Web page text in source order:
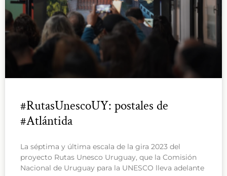
#RutasUnescoUY: postales de
#Atlántida
La séptima y última escala de la gira 2023 del
proyecto Rutas Unesco Uruguay, que la Comisión
Nacional de Uruguay para la UNESCO lleva adelante